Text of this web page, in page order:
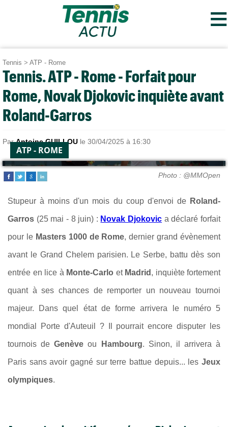
≡
Tennis > ATP - Rome
Tennis. ATP - Rome - Forfait pour
Rome, Novak Djokovic inquiète avant
Roland-Garros
ParAntoine GUILLOU le 30/04/2025 à 16:30
ATP - ROME
Photo : @MMOpen
Stupeur à moins d'un mois du coup d'envoi de Roland-
Garros (25 mai - 8 juin) : Novak Djokovic a déclaré forfait
pour le Masters 1000 de Rome, dernier grand évènement
avant le Grand Chelem parisien. Le Serbe, battu dès son
entrée en lice à Monte-Carlo et Madrid , inquiète fortement
quant à ses chances de remporter un nouveau tournoi
majeur. Dans quel état de forme arrivera le numéro 5
mondial Porte d'Auteuil ? Il pourrait encore disputer les
tournois deGenèveou Hambourg. Sinon, il arrivera à
Paris sans avoir gagné sur terre battue depuis... les Jeux
olympiques.